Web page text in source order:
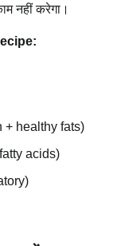
नहीं करेगा।
+ healthy fats)
acids)